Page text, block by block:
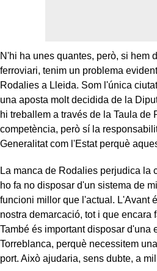
N'hi ha unes quantes, però, si hem
ferroviari, tenim un problema
Rodalies a Lleida. Som l'única
una aposta molt decidida de la
hi treballem a través de la Taula de
competència, però sí la
Generalitat com l'Estat perquè
La manca de Rodalies perjudica la
ho fa no disposar d'un sistema de
funcioni millor que l'actual. L'Avant
nostra demarcació, tot i que encara
També és important disposar d'una
Torreblanca, perquè necessitem
port. Això ajudaria, sens dubte, a